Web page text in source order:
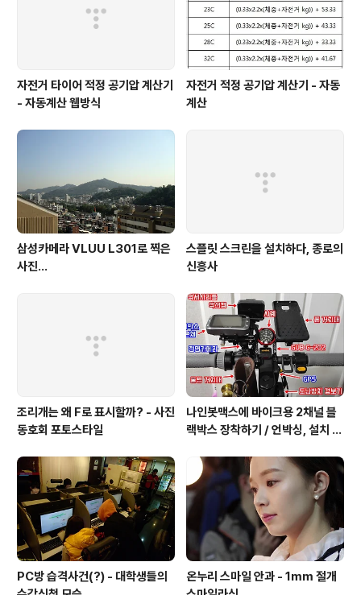
자전거 타이어 적정 공기압 계산기
- 자동계산 웹방식
자전거 적정 공기압 계산기 - 자동
계산
삼성카메라 VLUU L301로 찍은
사진...
스플릿 스크린을 설치하다, 종로의
신흥사
조리개는 왜 F로 표시할까? - 사진
동호회 포토스타일
나인봇맥스에 바이크용 2채널 블
랙박스 장착하기 / 언박싱, 설치 그
PC방 습격사건(?) - 대학생들의
온누리 스마일 안과 - 1mm 절개